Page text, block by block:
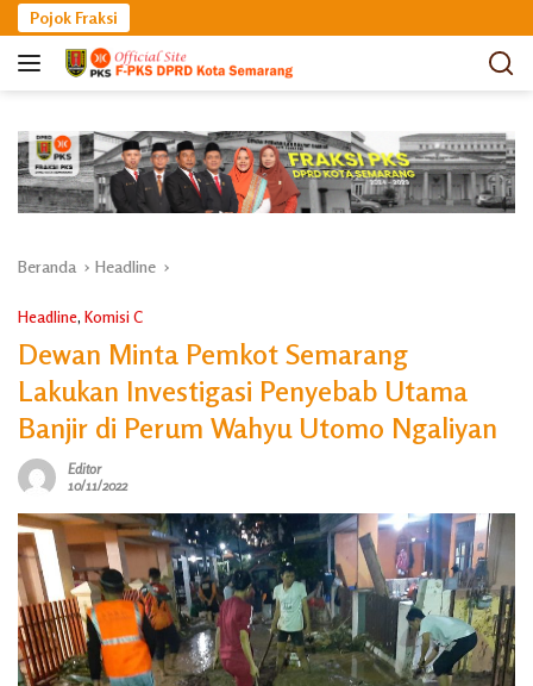
Langsung
ke
konten
Pojok Fraksi
Beranda Headline
Headline, Komisi C
Dewan Minta Pemkot Semarang
Lakukan Investigasi Penyebab Utama
Banjir di Perum Wahyu Utomo Ngaliyan
Editor
10/11/2022